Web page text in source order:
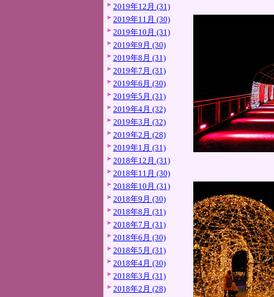
2019年12月 (31)
2019年11月 (30)
2019年10月 (31)
2019年9月 (30)
2019年8月 (31)
2019年7月 (31)
2019年6月 (30)
2019年5月 (31)
2019年4月 (32)
2019年3月 (32)
2019年2月 (28)
2019年1月 (31)
2018年12月 (31)
2018年11月 (30)
2018年10月 (31)
2018年9月 (30)
2018年8月 (31)
2018年7月 (31)
2018年6月 (30)
2018年5月 (31)
2018年4月 (30)
2018年3月 (31)
2018年2月 (28)